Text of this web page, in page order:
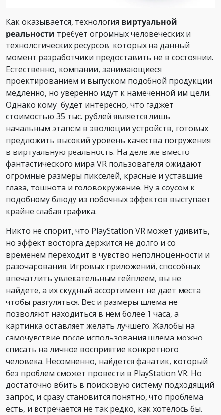
Как оказывается, технология виртуальной
реальности требует огромных человеческих и
технологических ресурсов, которых на данный
момент разработчики предоставить не в состоянии.
Естественно, компании, занимающиеся
проектированием и выпуском подобной продукции
медленно, но уверенно идут к намеченной им цели.
Однако кому будет интересно, что гаджет
стоимостью 35 тыс. рублей является лишь
начальным этапом в эволюции устройств, готовых
предложить высокий уровень качества погружения
в виртуальную реальность. На деле же вместо
фантастического мира VR пользователя ожидают
огромные размеры пикселей, красные и уставшие
глаза, тошнота и головокружение. Ну а соусом к
подобному блюду из побочных эффектов выступает
крайне слабая графика.
Никто не спорит, что PlayStation VR может удивить,
но эффект восторга держится не долго и со
временем переходит в чувство неполноценности и
разочарования. Игровых приложений, способных
впечатлить увлекательным гейплеем, вы не
найдете, а их скудный ассортимент не дает места
чтобы разгуляться. Вес и размеры шлема не
позволяют находиться в нем более 1 часа, а
картинка оставляет желать лучшего. Жалобы на
самочувствие после использования шлема можно
списать на личное восприятие конкретного
человека. Несомненно, найдется фанатик, который
без проблем сможет провести в PlayStation VR. Но
достаточно вбить в поисковую систему подходящий
запрос, и сразу становится понятно, что проблема
есть, и встречается не так редко, как хотелось бы.